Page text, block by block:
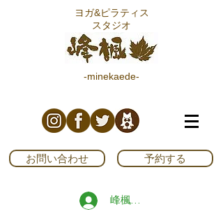
ヨガ&ピラティス
スタジオ
-minekaede-
お問い合わせ 予約する
峰楓ブログ読者登録する